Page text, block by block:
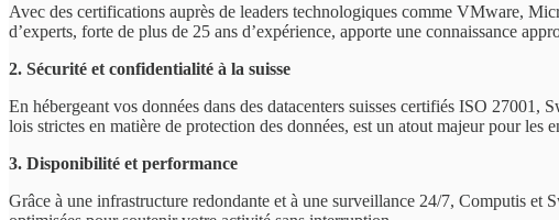
Avec des certifications auprès de leaders technologiques comme VMware,
d’experts, forte de plus de 25 ans d’expérience, apporte une connaissance
2. Sécurité et confidentialité à la suisse
En hébergeant vos données dans des datacenters suisses certifiés ISO
lois strictes en matière de protection des données, est un atout majeur pour les
3. Disponibilité et performance
Grâce à une infrastructure redondante et à une surveillance 24/7, Computis et